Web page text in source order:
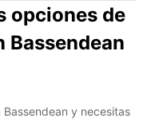
opciones de
Bassendean
y necesitas